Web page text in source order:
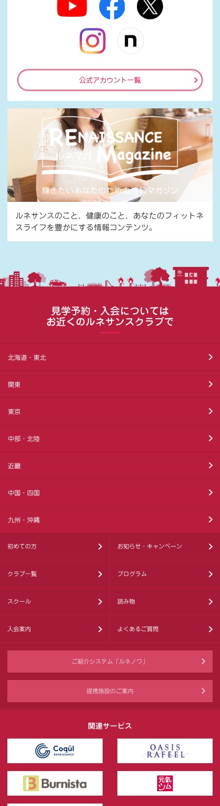
公式アカウント一覧
ルネサンスのこと、健康のこと、あなたのフィットネ
スライフを豊かにする情報コンテンツ。
見学予約・入会については
お近くのルネサンスクラブで
北海道・東北
関東
東京
中部・北陸
近畿
中国・四国
九州・沖縄
初めての方 お知らせ・キャンペーン
クラブ一覧 プログラム
スクール 読み物
入会案内 よくあるご質問
ご紹介システム「ルネノワ」
提携施設のご案内
関連サービス